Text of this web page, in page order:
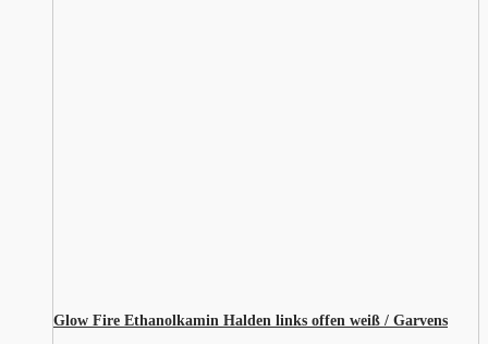
Glow Fire Ethanolkamin Halden links offen weiß / Garvens